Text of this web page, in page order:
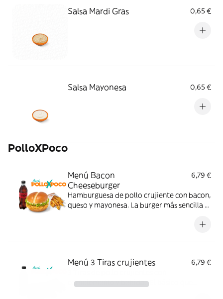
Salsa Mardi Gras 0,65 €
Salsa Mayonesa 0,65 €
PolloXPoco
Menú Bacon
Cheeseburger
6,79 €
Hamburguesa de pollo crujiente con bacon,
queso y mayonesa. La burger más sencilla y
Menú 3 Tiras crujientes
6,79 €
complemento y bebida. ¡El básico que